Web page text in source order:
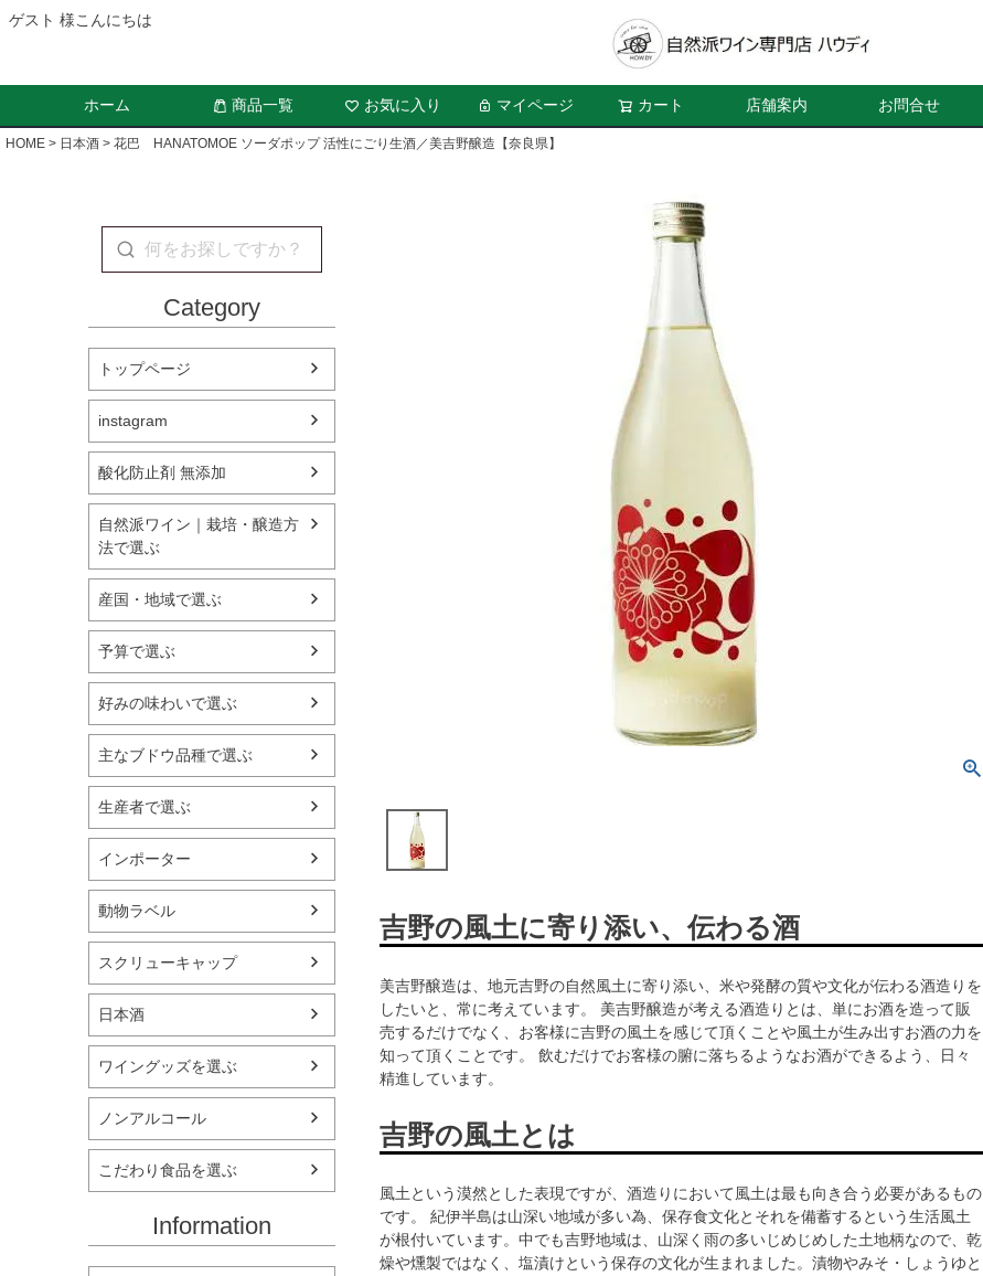
ゲスト 様こんにちは
ホーム 商品一覧 お気に入り マイページ カート 店舗案内 お問合せ
HOME 日本酒 花巴 HANATOMOE ソーダポップ 活性にごり生酒／美吉野醸造【奈良県】
Category
トップページ
instagram
酸化防止剤 無添加
自然派ワイン｜栽培・醸造方
法で選ぶ
産国・地域で選ぶ
予算で選ぶ
好みの味わいで選ぶ
主なブドウ品種で選ぶ
生産者で選ぶ
インポーター
動物ラベル
スクリューキャップ
日本酒
ワイングッズを選ぶ
ノンアルコール
こだわり食品を選ぶ
Information
吉野の風土に寄り添い、伝わる酒
美吉野醸造は、地元吉野の自然風土に寄り添い、米や発酵の質や文化が伝わる酒造りを
したいと、常に考えています。 美吉野醸造が考える酒造りとは、単にお酒を造って販
売するだけでなく、お客様に吉野の風土を感じて頂くことや風土が生み出すお酒の力を
知って頂くことです。 飲むだけでお客様の腑に落ちるようなお酒ができるよう、日々
精進しています。
吉野の風土とは
風土という漠然とした表現ですが、酒造りにおいて風土は最も向き合う必要があるもの
です。 紀伊半島は山深い地域が多い為、保存食文化とそれを備蓄するという生活風土
が根付いています。中でも吉野地域は、山深く雨の多いじめじめした土地柄なので、乾
燥や燻製ではなく、塩漬けという保存の文化が生まれました。漬物やみそ・しょうゆと